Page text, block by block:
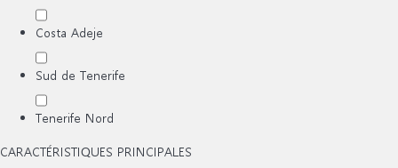
Costa Adeje
Sud de Tenerife
Tenerife Nord
CARACTÉRISTIQUES PRINCIPALES